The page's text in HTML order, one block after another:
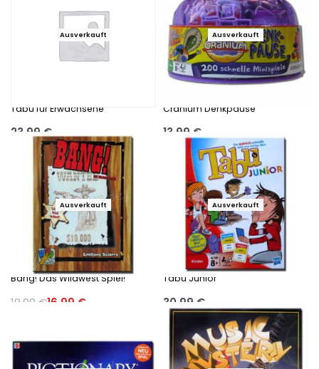
Ausverkauft
Tabu für Erwachsene
23,99€
Ausführung wählen
Ausverkauft
Cranium Denkpause
13,99 €
Ausführung wählen
-15%
Ausverkauft
Bang! Das Wildwest Spiel!
19,99 €16,99 €
Ausverkauft
Tabu Junior
30,99 €
Ausführung wählen